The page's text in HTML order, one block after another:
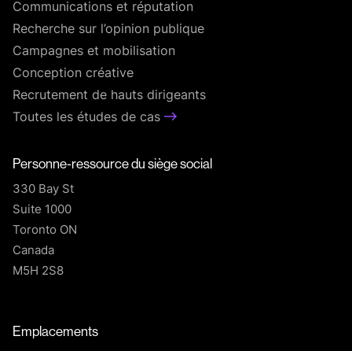
Communications et réputation
Recherche sur l’opinion publique
Campagnes et mobilisation
Conception créative
Recrutement de hauts dirigeants
Toutes les études de cas
Personne-ressource du siège social
330 Bay St
Suite 1000
Toronto ON
Canada
M5H 2S8
Emplacements